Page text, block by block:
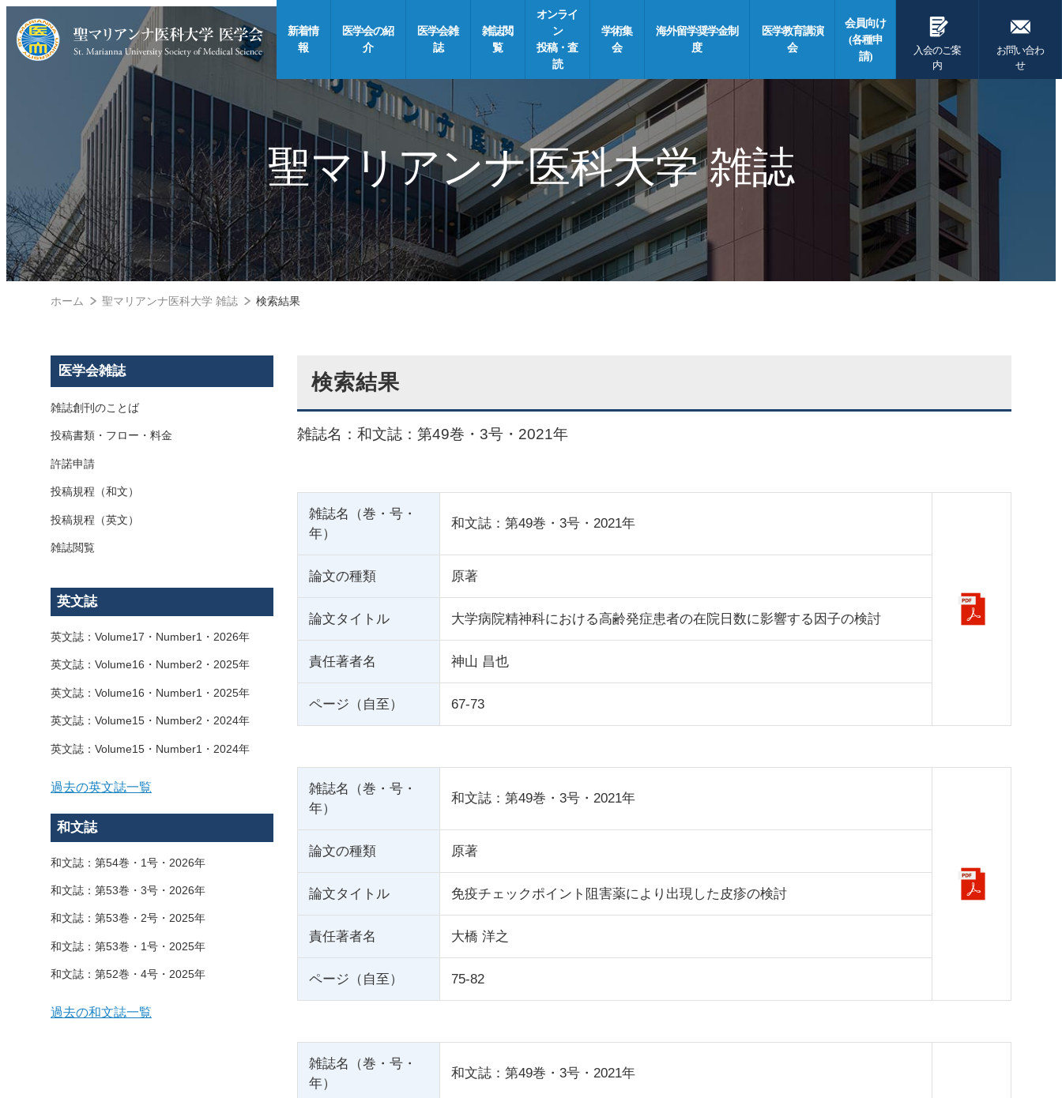
新着情
報
医学会の紹
介
医学会雑
誌
雑誌閲
覧
オンライ
ン
投稿・査
読
学術集
会
海外留学奨学金制
度
医学教育講演
会
会員向け
(各種申
請)
G
入会のご案
内
F
お問い合わ
せ
聖マリアンナ医科大学 雑誌
ホーム 聖マリアンナ医科大学 雑誌 検索結果
検索結果
雑誌名：和文誌：第49巻・3号・2021年
雑誌名（巻・号・
年）
和文誌：第49巻・3号・2021年
論文の種類 原著
論文タイトル 大学病院精神科における高齢発症患者の在院日数に影響する因子の検討
責任著者名 神山 昌也
ページ（自至） 67-73
雑誌名（巻・号・
年）
和文誌：第49巻・3号・2021年
論文の種類 原著
論文タイトル 免疫チェックポイント阻害薬により出現した皮疹の検討
責任著者名 大橋 洋之
ページ（自至） 75-82
雑誌名（巻・号・
年）
和文誌：第49巻・3号・2021年
医学会雑誌
雑誌創刊のことば
投稿書類・フロー・料金
許諾申請
投稿規程（和文）
投稿規程（英文）
雑誌閲覧
英文誌
英文誌：Volume17・Number1・2026年
英文誌：Volume16・Number2・2025年
英文誌：Volume16・Number1・2025年
英文誌：Volume15・Number2・2024年
英文誌：Volume15・Number1・2024年
過去の英文誌一覧
和文誌
和文誌：第54巻・1号・2026年
和文誌：第53巻・3号・2026年
和文誌：第53巻・2号・2025年
和文誌：第53巻・1号・2025年
和文誌：第52巻・4号・2025年
過去の和文誌一覧